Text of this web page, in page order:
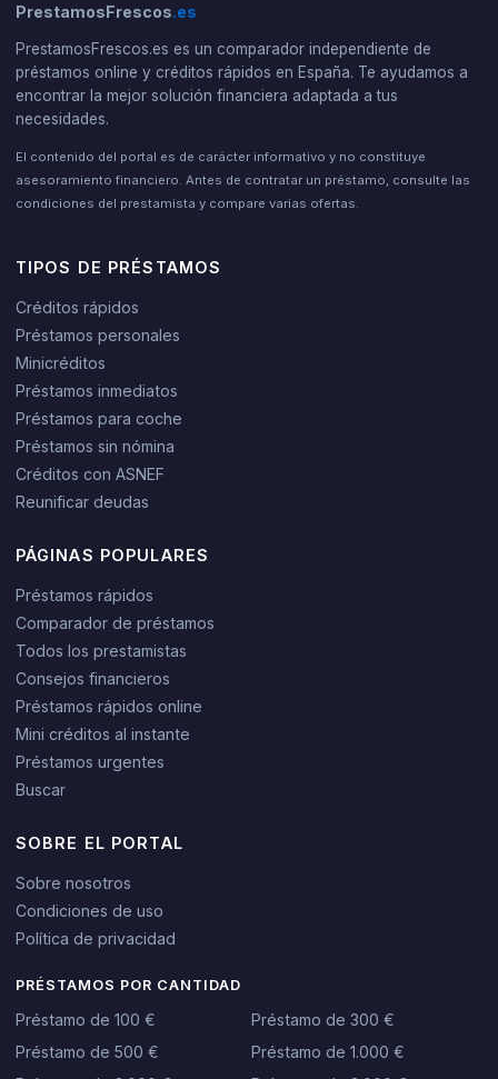
PrestamosFrescos.es
PrestamosFrescos.es es un comparador independiente de
préstamos online y créditos rápidos en España. Te ayudamos a
encontrar la mejor solución financiera adaptada a tus
necesidades.
El contenido del portal es de carácter informativo y no constituye
asesoramiento financiero. Antes de contratar un préstamo, consulte las
condiciones del prestamista y compare varias ofertas.
TIPOS DE PRÉSTAMOS
Créditos rápidos
Préstamos personales
Minicréditos
Préstamos inmediatos
Préstamos para coche
Préstamos sin nómina
Créditos con ASNEF
Reunificar deudas
PÁGINAS POPULARES
Préstamos rápidos
Comparador de préstamos
Todos los prestamistas
Consejos financieros
Préstamos rápidos online
Mini créditos al instante
Préstamos urgentes
Buscar
SOBRE EL PORTAL
Sobre nosotros
Condiciones de uso
Política de privacidad
PRÉSTAMOS POR CANTIDAD
Préstamo de 100 €
Préstamo de 300 €
Préstamo de 500 €
Préstamo de 1.000 €